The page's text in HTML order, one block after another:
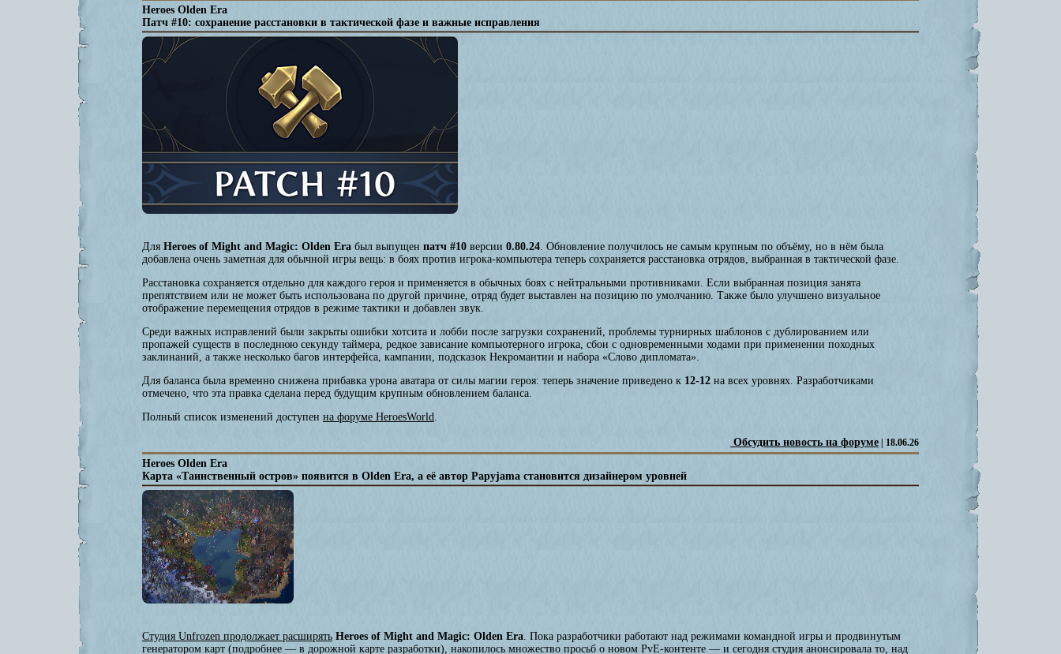
Heroes Olden Era
Патч #10: сохранение расстановки в тактической фазе и важные исправления
Для Heroes of Might and Magic: Olden Era был выпущен патч #10 версии 0.80.24 . Обновление получилось не самым крупным по объёму, но в нём была
добавлена очень заметная для обычной игры вещь: в боях против игрока-компьютера теперь сохраняется расстановка отрядов, выбранная в тактической фазе.
Расстановка сохраняется отдельно для каждого героя и применяется в обычных боях с нейтральными противниками. Если выбранная позиция занята
препятствием или не может быть использована по другой причине, отряд будет выставлен на позицию по умолчанию. Также было улучшено визуальное
отображение перемещения отрядов в режиме тактики и добавлен звук.
Среди важных исправлений были закрыты ошибки хотсита и лобби после загрузки сохранений, проблемы турнирных шаблонов с дублированием или
пропажей существ в последнюю секунду таймера, редкое зависание компьютерного игрока, сбои с одновременными ходами при применении походных
заклинаний, а также несколько багов интерфейса, кампании, подсказок Некромантии и набора «Слово дипломата».
Для баланса была временно снижена прибавка урона аватара от силы магии героя: теперь значение приведено к 12-12 на всех уровнях. Разработчиками
отмечено, что эта правка сделана перед будущим крупным обновлением баланса.
Полный список изменений доступен на форуме HeroesWorld
Обсудить новость на форуме | 18.06.26
Heroes Olden Era
Карта «Таинственный остров» появится в Olden Era, а её автор Papyjama становится дизайнером уровней
Студия Unfrozen продолжает расширять Heroes of Might and Magic: Olden Era . Пока разработчики работают над режимами командной игры и продвинутым
генератором карт (подробнее — в дорожной карте разработки), накопилось множество просьб о новом PvE-контенте — и сегодня студия анонсировала то, над